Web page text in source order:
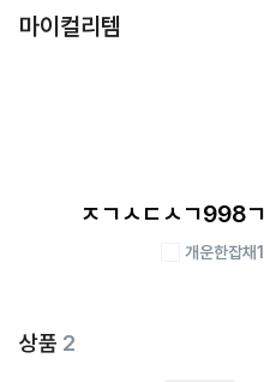
마이컬리템
ㅈㄱㅅㄷㅅㄱ998
개운한잡채
상품 2